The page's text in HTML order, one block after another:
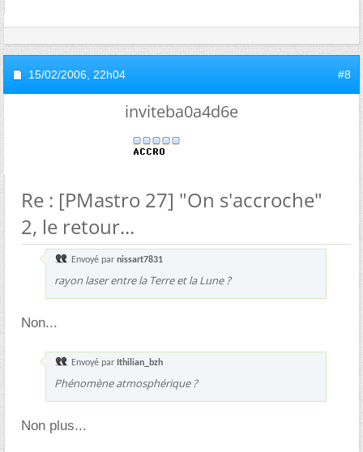
15/02/2006, 22h04 #8
inviteba0a4d6e
Re : [PMastro 27] "On s'accroche"
2, le retour...
Envoyé par nissart7831
rayon laser entre la Terre et la Lune ?
Non...
Envoyé par Ithilian_bzh
Phénomène atmosphérique ?
Non plus...